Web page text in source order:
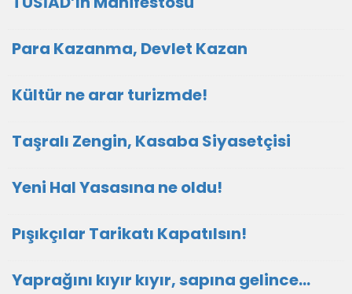
Para Kazanma, Devlet Kazan
Kültür ne arar turizmde!
Taşralı Zengin, Kasaba Siyasetçisi
Yeni Hal Yasasına ne oldu!
Pışıkçılar Tarikatı Kapatılsın!
Yaprağını kıyır kıyır, sapına gelince…